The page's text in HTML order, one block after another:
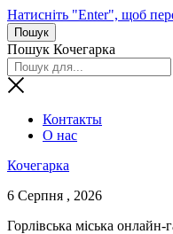
Натисніть "Enter", щоб
Пошук
Пошук Кочегарка
Контакты
О нас
Кочегарка
6 Серпня , 2026
Горлівська міська онлайн-